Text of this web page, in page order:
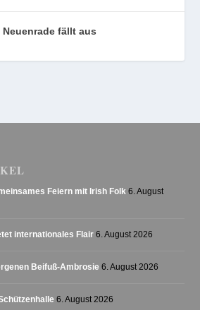
fällt aus
Feiern mit Irish Folk 6. August
internationales Flair 6. August 2026
Beifuß-Ambrosie 6. August 2026
6. August 2026